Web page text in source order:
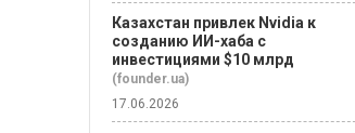
Казахстан привлек Nvidia к
созданию ИИ-хаба с
инвестициями $10 млрд
(founder.ua)
17.06.2026